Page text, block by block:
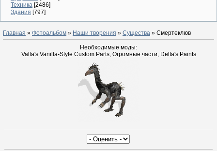
Техника [2486]
Здания [797]
Главная » Фотоальбом » Наши творения » Существа » Смертеклюв
Необходимые моды:
Valla's Vanilla-Style Custom Parts, Огромные части, Delta's Paints